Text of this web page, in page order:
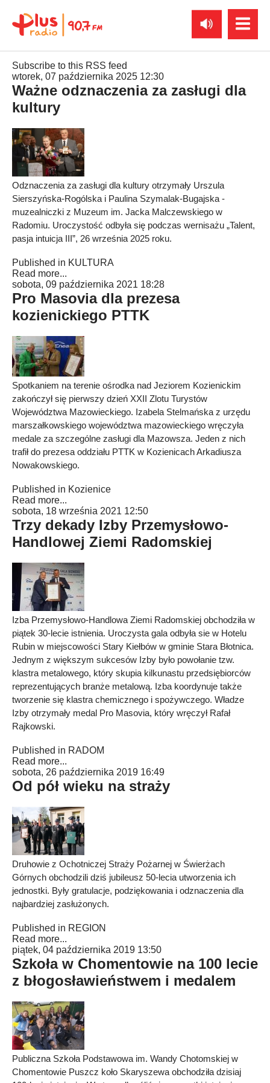
Subscribe to this RSS feed
wtorek, 07 października 2025 12:30
Ważne odznaczenia za zasługi dla
kultury
Odznaczenia za zasługi dla kultury otrzymały Urszula
Sierszyńska-Rogólska i Paulina Szymalak-Bugajska -
muzealniczki z Muzeum im. Jacka Malczewskiego w
Radomiu. Uroczystość odbyła się podczas wernisażu „Talent,
pasja intuicja III”, 26 września 2025 roku.
Published in KULTURA
Read more...
sobota, 09 października 2021 18:28
Pro Masovia dla prezesa
kozienickiego PTTK
Spotkaniem na terenie ośrodka nad Jeziorem Kozienickim
zakończył się pierwszy dzień XXII Zlotu Turystów
Województwa Mazowieckiego. Izabela Stelmańska z urzędu
marszałkowskiego województwa mazowieckiego wręczyła
medale za szczególne zasługi dla Mazowsza. Jeden z nich
trafił do prezesa oddziału PTTK w Kozienicach Arkadiusza
Nowakowskiego.
Published in Kozienice
Read more...
sobota, 18 września 2021 12:50
Trzy dekady Izby Przemysłowo-
Handlowej Ziemi Radomskiej
Izba Przemysłowo-Handlowa Ziemi Radomskiej obchodziła w
piątek 30-lecie istnienia. Uroczysta gala odbyła sie w Hotelu
Rubin w miejscowości Stary Kiełbów w gminie Stara Błotnica.
Jednym z większym sukcesów Izby było powołanie tzw.
klastra metalowego, który skupia kilkunastu przedsiębiorców
reprezentujących branże metalową. Izba koordynuje także
tworzenie się klastra chemicznego i spożywczego. Władze
Izby otrzymały medal Pro Masovia, który wręczył Rafał
Rajkowski.
Published in RADOM
Read more...
sobota, 26 października 2019 16:49
Od pół wieku na straży
Druhowie z Ochotniczej Straży Pożarnej w Świerżach
Górnych obchodzili dziś jubileusz 50-lecia utworzenia ich
jednostki. Były gratulacje, podziękowania i odznaczenia dla
najbardziej zasłużonych.
Published in REGION
Read more...
piątek, 04 października 2019 13:50
Szkoła w Chomentowie na 100 lecie
z błogosławieństwem i medalem
Publiczna Szkoła Podstawowa im. Wandy Chotomskiej w
Chomentowie Puszcz koło Skaryszewa obchodziła dzisiaj